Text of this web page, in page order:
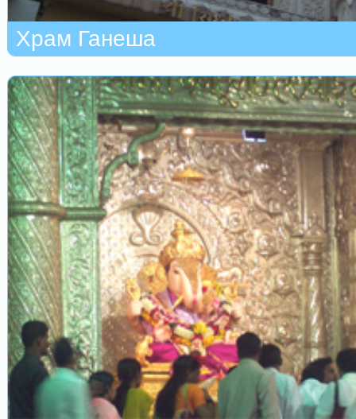
Храм Ганеша